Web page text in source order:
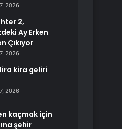
2026
2,
Ay Erken
Çıkıyor
2026
kira geliri
2026
kaçmak için
şehir